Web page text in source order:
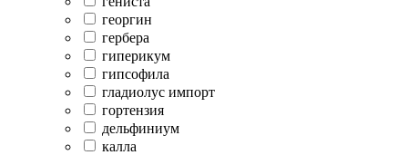
георгин
гербера
гиперикум
гипсофила
гладиолус импорт
гортензия
дельфиниум
калла